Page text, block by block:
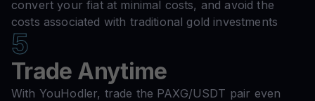
convert your fiat at minimal costs, and avoid the
costs associated with traditional gold investments
5
Trade Anytime
With YouHodler, trade the PAXG/USDT pair even